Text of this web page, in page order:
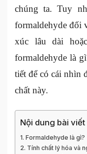
chúng ta. Tuy
formaldehyde đối
xúc lâu dài
formaldehyde là
tiết để có cái nhìn
chất này.
Nội dung bài viết
Formaldehyde là gì?
Tính chất lý hóa và